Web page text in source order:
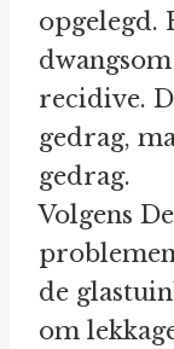
opgelegd.
recidive.
gedrag,
gedrag.
Volgens
de
om